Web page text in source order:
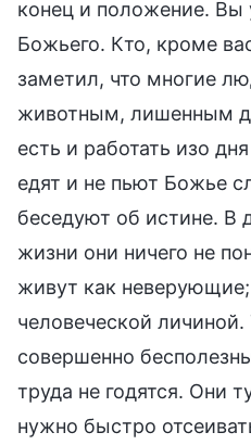
конец и положение. Вы
Божьего. Кто, кроме
заметил, что многие
животным, лишенным
есть и работать изо
едят и не пьют Божье
беседуют об истине. В
жизни они ничего не
живут как
человеческой
совершенно
труда не годятся. Они
нужно быстро